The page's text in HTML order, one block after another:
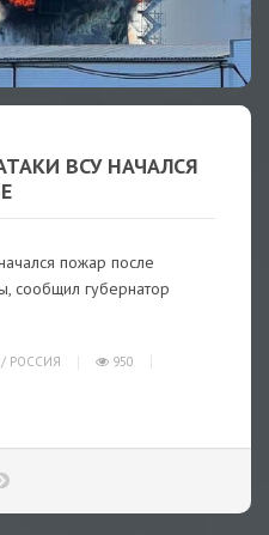
ВСУ НАЧАЛСЯ
пожар после
сообщил губернатор
/ РОССИЯ
950